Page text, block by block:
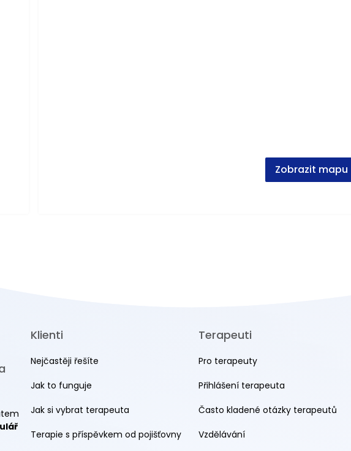
Zobrazit mapu
Klienti
Nejčastěji řešíte
Jak to funguje
Jak si vybrat terapeuta
Terapie s příspěvkem od pojišťovny
Terapeuti
Pro terapeuty
Přihlášení terapeuta
Často kladené otázky terapeutů
Vzdělávání